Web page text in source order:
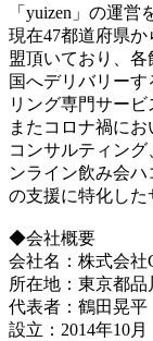
「yuizen」の運営
現在47都道府県
盟頂いており、
国へデリバリー
リング専門サー
またコロナ禍に
コンサルティン
ンライン飲み会
の支援に特化した
◆会社概要
会社名：株式会社
所在地：東京都
代表者：鶴田晃平
設立：2014年10月